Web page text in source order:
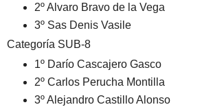
2º Alvaro Bravo de la Vega
3º Sas Denis Vasile
Categoría SUB-8
1º Darío Cascajero Gasco
2º Carlos Perucha Montilla
3º Alejandro Castillo Alonso